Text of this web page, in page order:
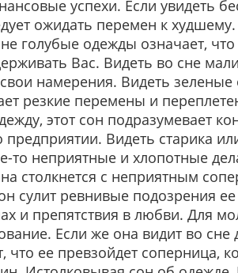
успехи. Если увидеть
ожидать перемен к
голубые одежды означает,
Вас. Видеть во сне
намерения. Видеть
резкие перемены и
этот сон подразумевает
предприятии. Видеть старика
то неприятные и хлопотные
столкнется с неприятным
сулит ревнивые подозрения
и препятствия в любви. Для
Если же она видит во
что ее превзойдет соперница,